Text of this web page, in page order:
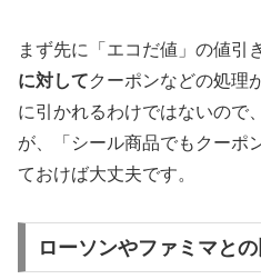
まず先に「エコだ値」の値引
に対してクーポンなどの処理
に引かれるわけではないので
が、「シール商品でもクーポ
ておけば大丈夫です。
ローソンやファミマと